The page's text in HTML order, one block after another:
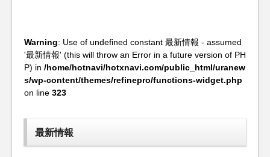
Warning: Use of undefined constant 最新情報 - assumed
'最新情報' (this will throw an Error in a future version of PH
P) in /home/hotnavi/hotxnavi.com/public_html/uranew
s/wp-content/themes/refinepro/functions-widget.php
on line 323
最新情報